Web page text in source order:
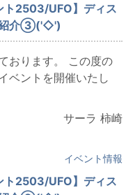
ト2503/UFO】ディス
紹介③('◇')ゞ
おります。 この度の
ベントを開催いたし
サーラ 柿崎
イベント情報
ト2503/UFO】ディス